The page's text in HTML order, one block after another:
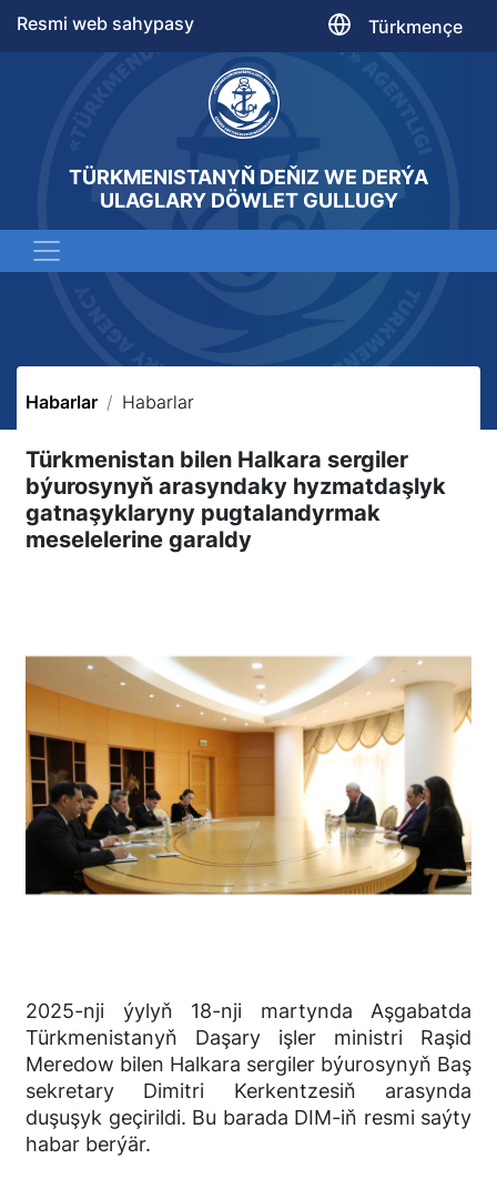
Resmi web sahypasy Türkmençe
TÜRKMENISTANYŇ DEŇIZ WE DERÝA
ULAGLARY DÖWLET GULLUGY
Habarlar Habarlar
Türkmenistan bilen Halkara sergiler
býurosynyň arasyndaky hyzmatdaşlyk
gatnaşyklaryny pugtalandyrmak
meselelerine garaldy
2025-nji ýylyň 18-nji martynda Aşgabatda
Türkmenistanyň Daşary işler ministri Raşid
Meredow bilen Halkara sergiler býurosynyň Baş
sekretary Dimitri Kerkentzesiň arasynda
duşuşyk geçirildi. Bu barada DIM-iň resmi saýty
habar berýär.